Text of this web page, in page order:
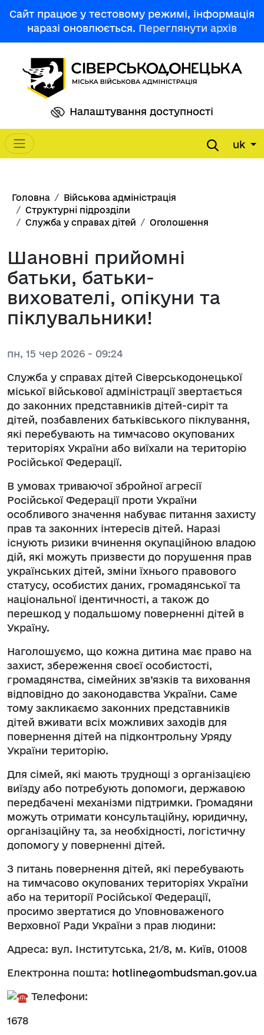
Сайт працює у тестовому режимі, інформація
наразі оновлюється. Переглянути архів
Налаштування доступності
Main navigation uk
Рядок навіґації
Головна
Військова адміністрація
Структурні підрозділи
Служба у справах дітей
Оголошення
Шановні прийомні
батьки, батьки-
вихователі, опікуни та
піклувальники!
пн, 15 чер 2026 - 09:24
Служба у справах дітей Сіверськодонецької
міської військової адміністрації звертається
до законних представників дітей-сиріт та
дітей, позбавлених батьківського піклування,
які перебувають на тимчасово окупованих
територіях України або виїхали на територію
Російської Федерації.
В умовах триваючої збройної агресії
Російської Федерації проти України
особливого значення набуває питання захисту
прав та законних інтересів дітей. Наразі
існують ризики вчинення окупаційною владою
дій, які можуть призвести до порушення прав
українських дітей, зміни їхнього правового
статусу, особистих даних, громадянської та
національної ідентичності, а також до
перешкод у подальшому поверненні дітей в
Україну.
Наголошуємо, що кожна дитина має право на
захист, збереження своєї особистості,
громадянства, сімейних зв’язків та виховання
відповідно до законодавства України. Саме
тому закликаємо законних представників
дітей вживати всіх можливих заходів для
повернення дітей на підконтрольну Уряду
України територію.
Для сімей, які мають труднощі з організацією
виїзду або потребують допомоги, державою
передбачені механізми підтримки. Громадяни
можуть отримати консультаційну, юридичну,
організаційну та, за необхідності, логістичну
допомогу у поверненні дітей.
З питань повернення дітей, які перебувають
на тимчасово окупованих територіях України
або на території Російської Федерації,
просимо звертатися до Уповноваженого
Верховної Ради України з прав людини:
Адреса: вул. Інститутська, 21/8, м. Київ, 01008
Електронна пошта: hotline@ombudsman.gov.ua
Телефони:
1678